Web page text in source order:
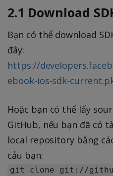
2.1 Download
Bạn có thể download
đây:
https://
ebook-ios-sdk-
Hoặc bạn có thể lấy
GitHub, nếu bạn đã có
local repository bằng
cảu bạn: